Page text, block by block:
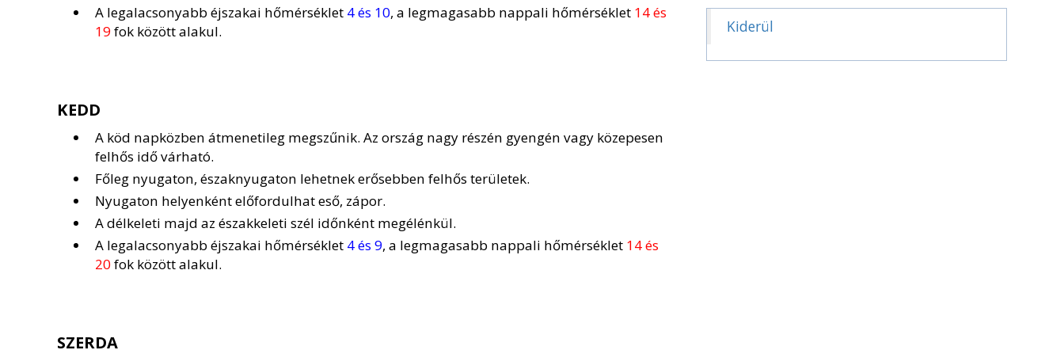
A legalacsonyabb éjszakai hőmérséklet 4 és 10, a legmagasabb nappali hőmérséklet 14 és
19fok között alakul.
KEDD
A köd napközben átmenetileg megszűnik. Az ország nagy részén gyengén vagy közepesen
felhős idő várható.
Főleg nyugaton, északnyugaton lehetnek erősebben felhős területek.
Nyugaton helyenként előfordulhat eső, zápor.
A délkeleti majd az északkeleti szél időnként megélénkül.
A legalacsonyabb éjszakai hőmérséklet 4 és 9, a legmagasabb nappali hőmérséklet 14 és
20fok között alakul.
SZERDA
Kiderül